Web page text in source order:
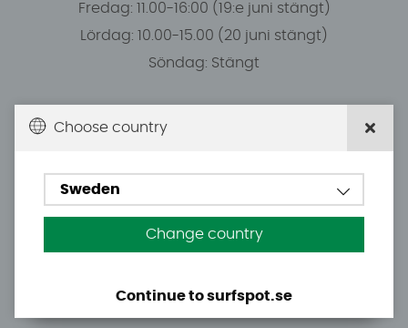
Fredag: 11.00-16:00 (19:e juni stängt)
Lördag: 10.00-15.00 (20 juni stängt)
Söndag: Stängt
Du kan hämta ordrar efter överenskommelse från
E-post: info@surfspot.se
Choose country
Sweden
Change country
Continue to surfspot.se